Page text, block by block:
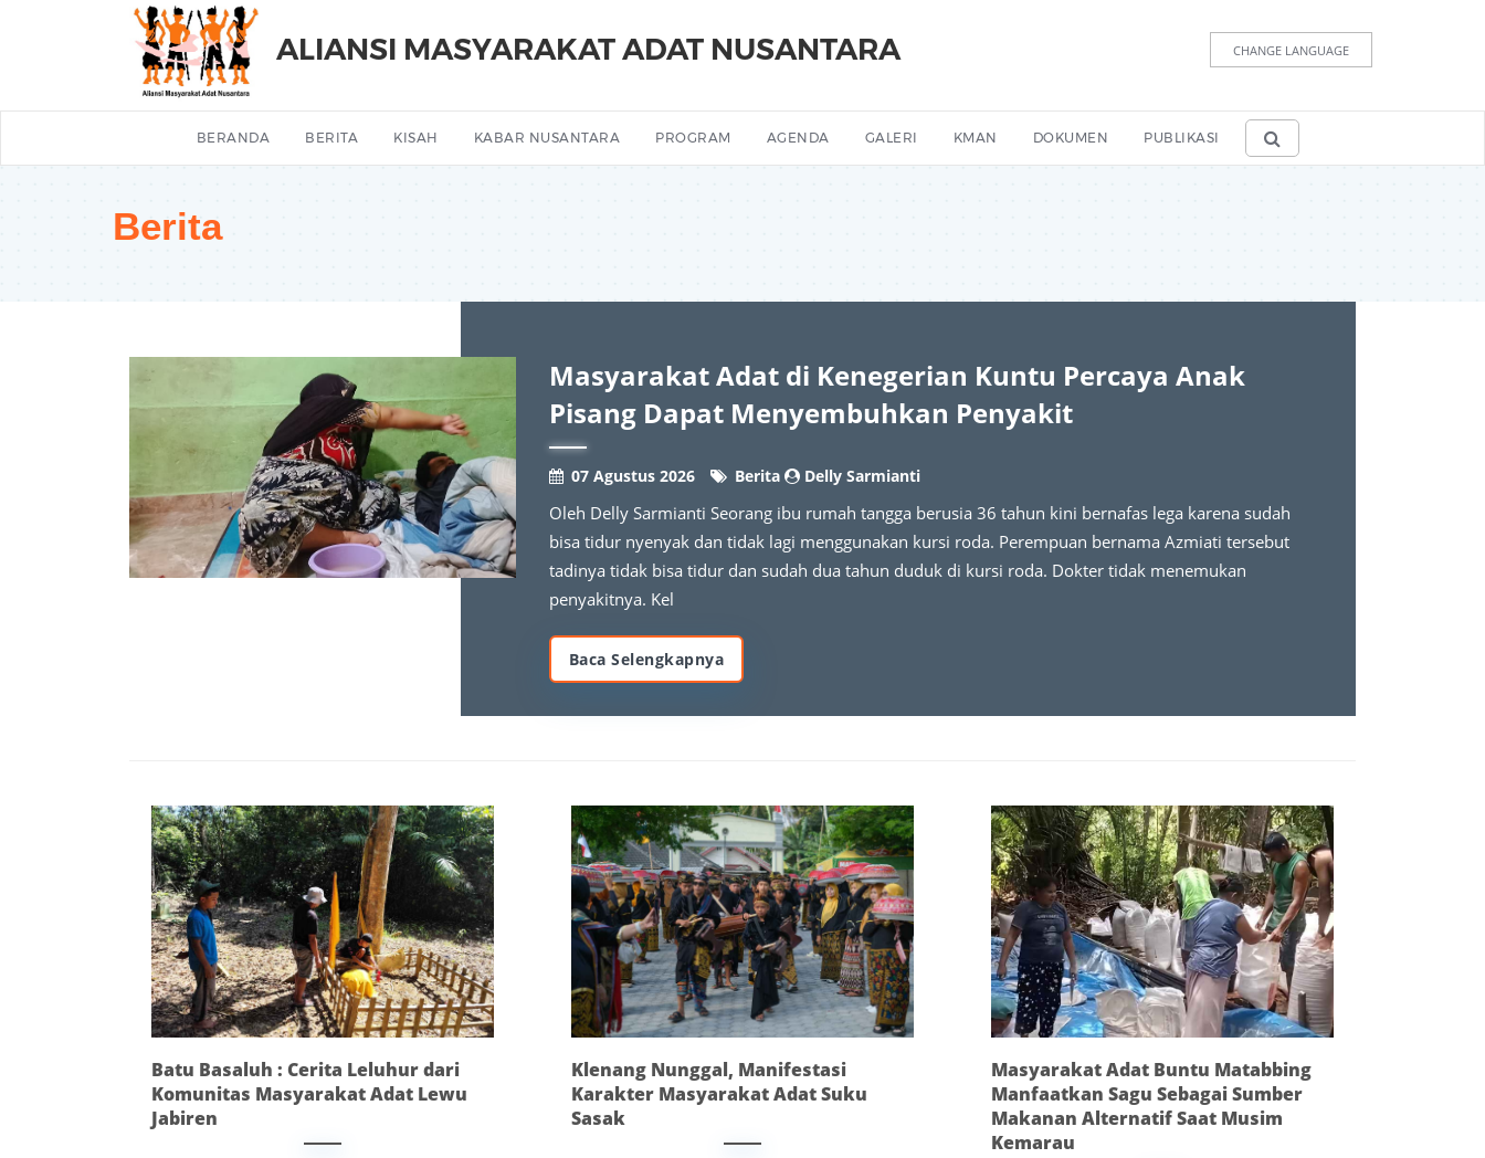
ALIANSI MASYARAKAT ADAT NUSANTARA CHANGE LANGUAGE
BERANDA BERITA KISAH KABAR NUSANTARA PROGRAM AGENDA GALERI KMAN DOKUMEN PUBLIKASI
Berita
Masyarakat Adat di Kenegerian Kuntu Percaya Anak
Pisang Dapat Menyembuhkan Penyakit
07 Agustus 2026 Berita Delly Sarmianti
Oleh Delly Sarmianti Seorang ibu rumah tangga berusia 36 tahun kini bernafas lega karena sudah
bisa tidur nyenyak dan tidak lagi menggunakan kursi roda. Perempuan bernama Azmiati tersebut
tadinya tidak bisa tidur dan sudah dua tahun duduk di kursi roda. Dokter tidak menemukan
penyakitnya. Kel
Baca Selengkapnya
Batu Basaluh : Cerita Leluhur dari
Komunitas Masyarakat Adat Lewu
Jabiren
Klenang Nunggal, Manifestasi
Karakter Masyarakat Adat Suku
Sasak
Masyarakat Adat Buntu Matabbing
Manfaatkan Sagu Sebagai Sumber
Makanan Alternatif Saat Musim
Kemarau